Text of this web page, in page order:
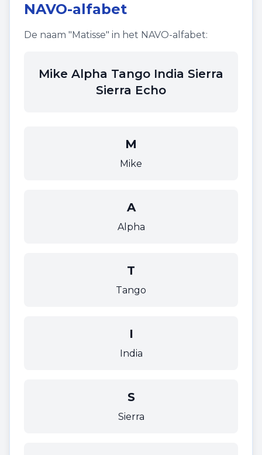
NAVO-alfabet
De naam "Matisse" in het NAVO-alfabet:
Mike Alpha Tango India Sierra
Sierra Echo
M
Mike
A
Alpha
T
Tango
I
India
S
Sierra